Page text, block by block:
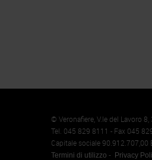
Memento
© Veronafiere, V.le del Lavoro
Tel. 045 829 8111 - Fax 045
Capitale sociale 90.912.707,00
Termini di utilizzo Privacy